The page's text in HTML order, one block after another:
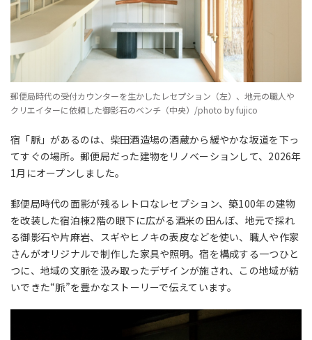
郵便局時代の受付カウンターを生かしたレセプション（左）、地元の職人や
クリエイターに依頼した御影石のベンチ（中央）/photo by fujico
宿「脈」があるのは、柴田酒造場の酒蔵から緩やかな坂道を下っ
てすぐの場所。郵便局だった建物をリノベーションして、2026年
1月にオープンしました。
郵便局時代の面影が残るレトロなレセプション、築100年の建物
を改装した宿泊棟2階の眼下に広がる酒米の田んぼ、地元で採れ
る御影石や片麻岩、スギやヒノキの表皮などを使い、職人や作家
さんがオリジナルで制作した家具や照明。宿を構成する一つひと
つに、地域の文脈を汲み取ったデザインが施され、この地域が紡
いできた“脈”を豊かなストーリーで伝えています。